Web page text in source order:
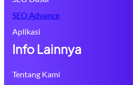
SEO Advance
Aplikasi
Info Lainnya
Tentang Kami